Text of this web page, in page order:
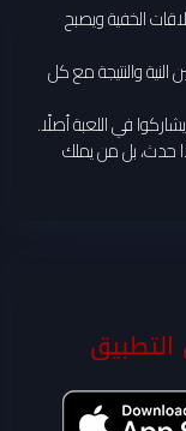
الخفية ويصبح
النية والنتيجة مع كل
في اللعبة أصلًا.
حدث، بل من يملك